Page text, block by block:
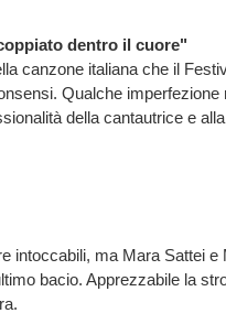
dentro il cuore"
canzone italiana che il
Qualche imperfezione
della cantautrice e
intoccabili, ma Mara Sattei e
bacio. Apprezzabile la